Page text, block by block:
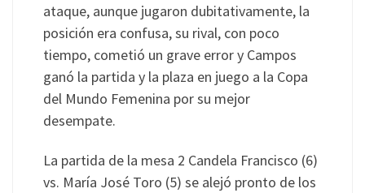
ataque, aunque jugaron dubitativamente, la
posición era confusa, su rival, con poco
tiempo, cometió un grave error y Campos
ganó la partida y la plaza en juego a la Copa
del Mundo Femenina por su mejor
desempate.
La partida de la mesa 2 Candela Francisco (6)
vs. María José Toro (5) se alejó pronto de los